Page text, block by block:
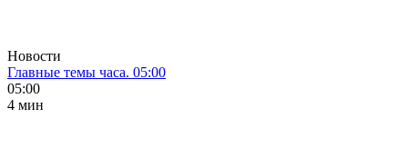
Новости
Главные темы часа. 05:00
05:00
4 мин